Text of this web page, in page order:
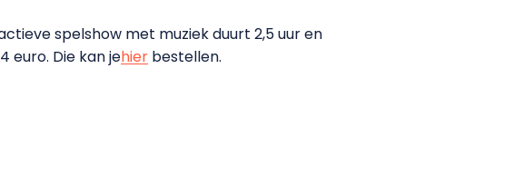
spelshow met muziek duurt 2,5 uur en
euro. Die kan jehier bestellen.